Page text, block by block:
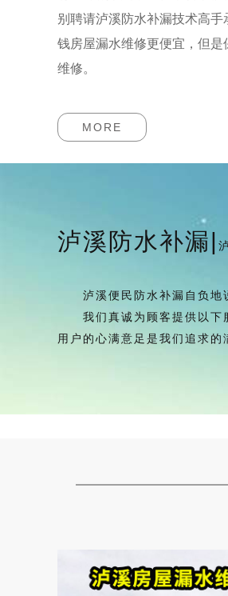
别聘请泸溪防水补漏技术高
钱房屋漏水维修更便宜，但
维修。
MORE
泸溪防水补漏|
泸溪便民防水补漏自负地说
我们真诚为顾客提供以下服
用户的心满意足是我们追求的